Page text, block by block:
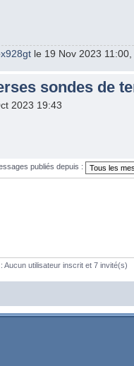
le 19 Nov 2023
sondes de
2023 19:43
publiés depuis :
Aucun utilisateur inscrit et 7 invité(s)